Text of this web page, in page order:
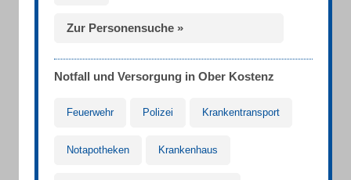
Zur Personensuche »
Notfall und Versorgung in Ober Kostenz
Feuerwehr Polizei Krankentransport
Notapotheken Krankenhaus